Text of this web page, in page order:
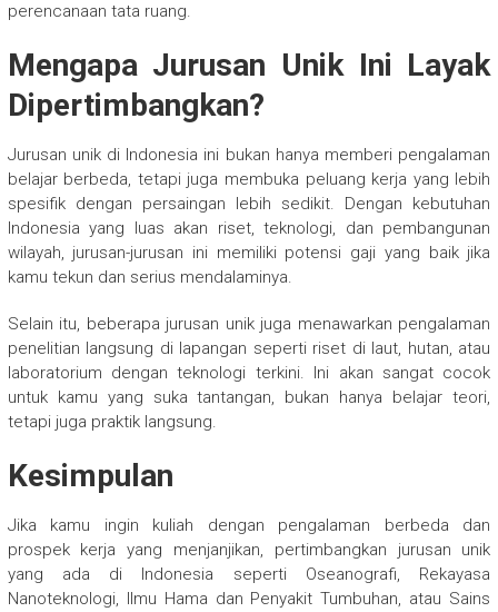
perencanaan tata ruang.
Mengapa Jurusan Unik Ini Layak
Dipertimbangkan?
Jurusan unik di Indonesia ini bukan hanya memberi pengalaman
belajar berbeda, tetapi juga membuka peluang kerja yang lebih
spesifik dengan persaingan lebih sedikit. Dengan kebutuhan
Indonesia yang luas akan riset, teknologi, dan pembangunan
wilayah, jurusan-jurusan ini memiliki potensi gaji yang baik jika
kamu tekun dan serius mendalaminya.
Selain itu, beberapa jurusan unik juga menawarkan pengalaman
penelitian langsung di lapangan seperti riset di laut, hutan, atau
laboratorium dengan teknologi terkini. Ini akan sangat cocok
untuk kamu yang suka tantangan, bukan hanya belajar teori,
tetapi juga praktik langsung.
Kesimpulan
Jika kamu ingin kuliah dengan pengalaman berbeda dan
prospek kerja yang menjanjikan, pertimbangkan jurusan unik
yang ada di Indonesia seperti Oseanografi, Rekayasa
Nanoteknologi, Ilmu Hama dan Penyakit Tumbuhan, atau Sains